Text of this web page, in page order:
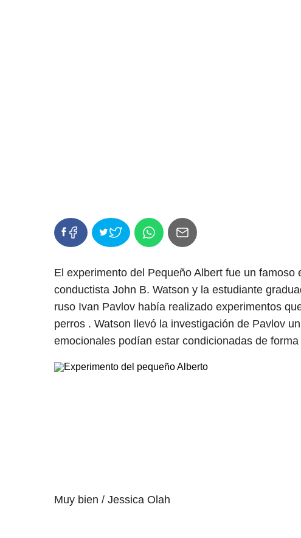
El experimento del Pequeño Albert fue un
conductista John B. Watson y la estudiante
ruso Ivan Pavlov había realizado experimentos
perros . Watson llevó la investigación de Pavlov
emocionales podían estar condicionadas de
Muy bien / Jessica Olah